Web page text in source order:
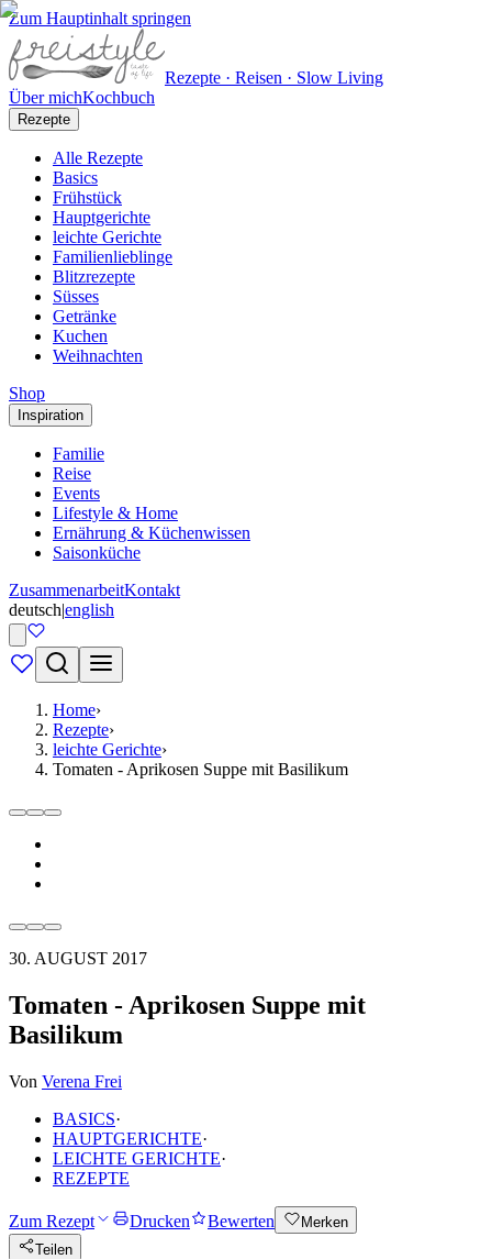
Zum Hauptinhalt springen
Rezepte · Reisen · Slow Living
Über michKochbuch
Rezepte
Alle Rezepte
Basics
Frühstück
Hauptgerichte
leichte Gerichte
Familienlieblinge
Blitzrezepte
Süsses
Getränke
Kuchen
Weihnachten
Shop
Inspiration
Familie
Reise
Events
Lifestyle & Home
Ernährung & Küchenwissen
Saisonküche
ZusammenarbeitKontakt
deutsch|english
Home›
Rezepte›
leichte Gerichte›
Tomaten - Aprikosen Suppe mit Basilikum
30. AUGUST 2017
Tomaten - Aprikosen Suppe mit
Basilikum
Von Verena Frei
BASICS·
HAUPTGERICHTE·
LEICHTE GERICHTE·
REZEPTE
Zum Rezept Drucken Bewerten
Merken
Teilen